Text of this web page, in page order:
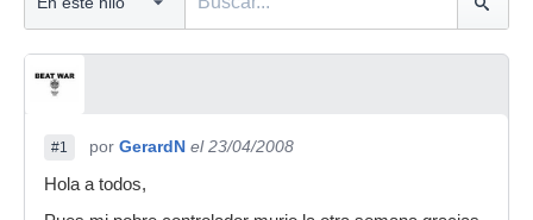
#1 por GerardN el 23/04/2008
Hola a todos,